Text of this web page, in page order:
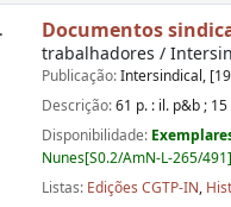
Documentos
trabalhadores /
Publicação:Intersindical,
Descrição:61 p. : il. p&b ;
Disponibilidade:
Nunes[S0.2/AmN-L-265/
Listas: Edições CGTP-IN,